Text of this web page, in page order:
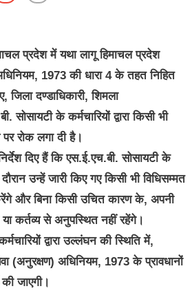
प्रदेश में यथा लागू हिमाचल प्रदेश
1973 की धारा 4 के तहत निहित
जिला दण्डाधिकारी, शिमला
के कर्मचारियों द्वारा किसी भी
रोक लगा दी है।
दिए हैं कि एस.ई.एच.बी. सोसायटी के
उन्हें जारी किए गए किसी भी विधिसम्मत
और बिना किसी उचित कारण के, अपनी
या कर्तव्य से अनुपस्थित नहीं रहेंगे।
द्वारा उल्लंघन की स्थिति में,
(अनुरक्षण) अधिनियम, 1973 के प्रावधानों
जाएगी।